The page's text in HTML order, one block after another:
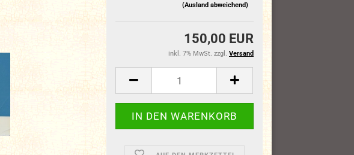
(Ausland abweichend)
150,00 EUR
inkl. 7% MwSt. zzgl. Versand